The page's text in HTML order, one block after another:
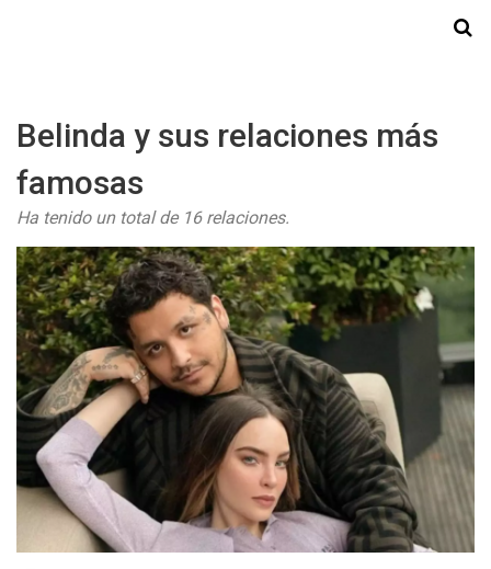
Belinda y sus relaciones más
famosas
Ha tenido un total de 16 relaciones.